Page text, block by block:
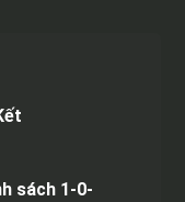
sách 1-0-